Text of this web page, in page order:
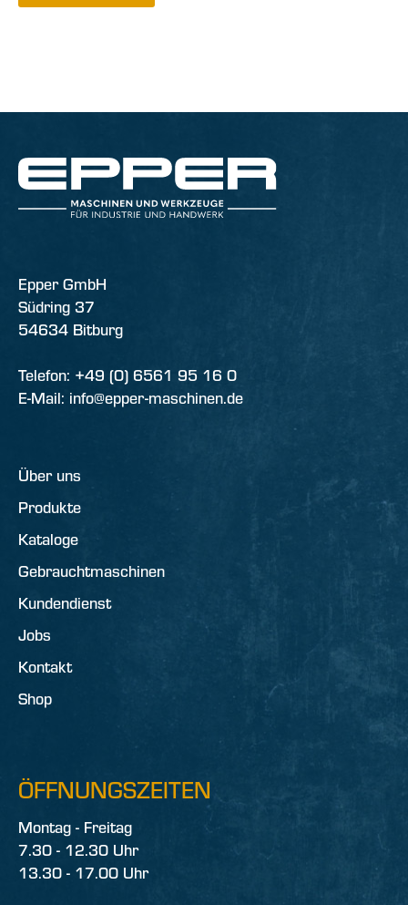
Epper GmbH
Südring 37
54634 Bitburg
Telefon: +49 (0) 6561 95 16 0
E-Mail: info@epper-maschinen.de
Über uns
Produkte
Kataloge
Gebrauchtmaschinen
Kundendienst
Jobs
Kontakt
Shop
ÖFFNUNGSZEITEN
Montag - Freitag
7.30 - 12.30 Uhr
13.30 - 17.00 Uhr